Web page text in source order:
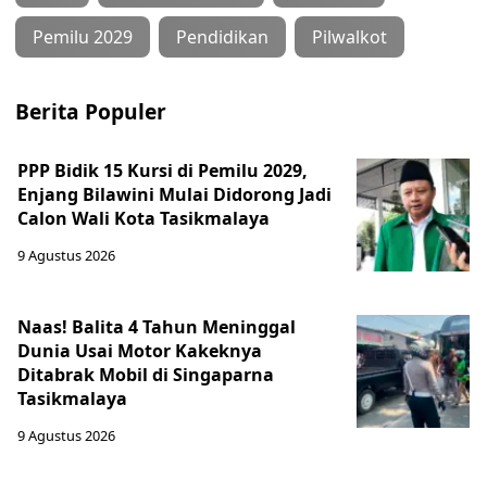
Pemilu 2029 Pendidikan Pilwalkot
Berita Populer
PPP Bidik 15 Kursi di Pemilu 2029,
Enjang Bilawini Mulai Didorong Jadi
Calon Wali Kota Tasikmalaya
9 Agustus 2026
Naas! Balita 4 Tahun Meninggal
Dunia Usai Motor Kakeknya
Ditabrak Mobil di Singaparna
Tasikmalaya
9 Agustus 2026